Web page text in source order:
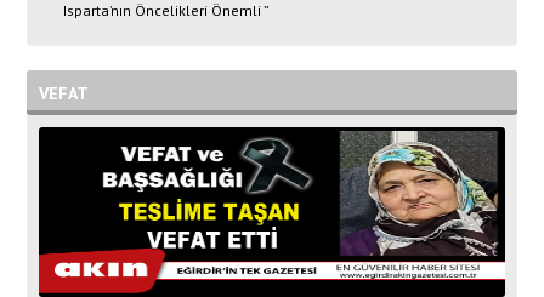
Isparta’nın Öncelikleri Önemli ”
VEFAT